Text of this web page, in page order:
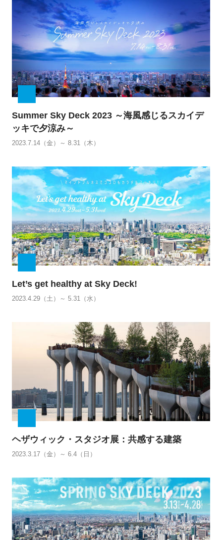
Summer Sky Deck 2023 ～海風感じるスカイデ
ッキで夕涼み～
2023.7.14（金）～ 8.31（木）
Let’s get healthy at Sky Deck!
2023.4.29（土）～ 5.31（水）
ヘザウィック・スタジオ展：共感する建築
2023.3.17（金）～ 6.4（日）